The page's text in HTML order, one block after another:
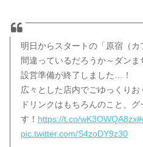
明日からスタートの「原宿（
間違っているだろうか～ダン
設営準備が終了しました…！
広々とした店内でごゆっくりお
ドリンクはもちろんのこと、
す！ https://t.co/wK3OWQA8zx
pic.twitter.com/S4zoDY9z30